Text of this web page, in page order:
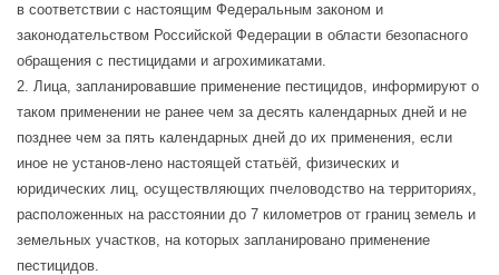
в соответствии с настоящим Федеральным законом и
законодательством Российской Федерации в области безопасного
обращения с пестицидами и агрохимикатами.
2. Лица, запланировавшие применение пестицидов, информируют о
таком применении не ранее чем за десять календарных дней и не
позднее чем за пять календарных дней до их применения, если
иное не установ-лено настоящей статьёй, физических и
юридических лиц, осуществляющих пчеловодство на территориях,
расположенных на расстоянии до 7 километров от границ земель и
земельных участков, на которых запланировано применение
пестицидов.